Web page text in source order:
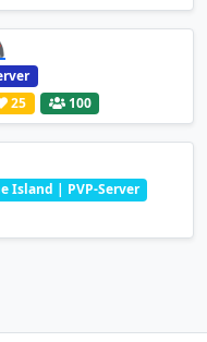
25 100
Island | PVP-Server